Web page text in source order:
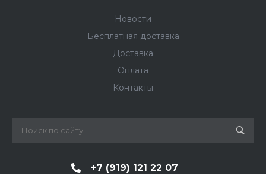
Новости
Бесплатная доставка
Доставка
Оплата
Контакты
+7 (919) 121 22 07